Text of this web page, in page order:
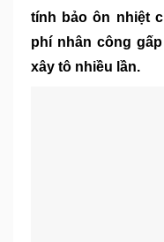
tính bảo ôn nhiệt
phí nhân công
xây tô nhiều lần.